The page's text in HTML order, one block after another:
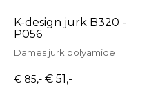
K-design jurk B320 -
P056
Dames jurk polyamide
€ 85,- € 51,-